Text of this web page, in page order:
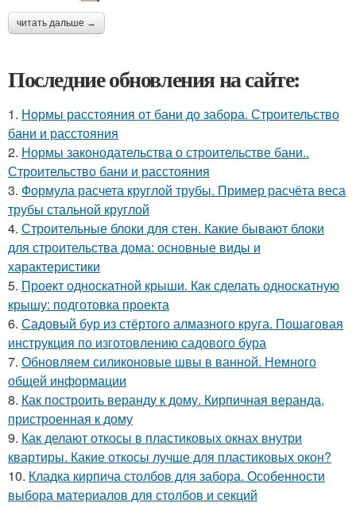
читать дальше →
Последние обновления на сайте:
1. Нормы расстояния от бани до забора. Строительство
бани и расстояния
2. Нормы законодательства о строительстве бани..
Строительство бани и расстояния
3. Формула расчета круглой трубы. Пример расчёта веса
трубы стальной круглой
4. Строительные блоки для стен. Какие бывают блоки
для строительства дома: основные виды и
характеристики
5. Проект односкатной крыши. Как сделать односкатную
крышу: подготовка проекта
6. Садовый бур из стёртого алмазного круга. Пошаговая
инструкция по изготовлению садового бура
7. Обновляем силиконовые швы в ванной. Немного
общей информации
8. Как построить веранду к дому. Кирпичная веранда,
пристроенная к дому
9. Как делают откосы в пластиковых окнах внутри
квартиры. Какие откосы лучше для пластиковых окон?
10. Кладка кирпича столбов для забора. Особенности
выбора материалов для столбов и секций